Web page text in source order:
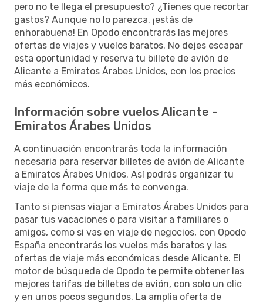
pero no te llega el presupuesto? ¿Tienes que recortar
gastos? Aunque no lo parezca, ¡estás de
enhorabuena! En Opodo encontrarás las mejores
ofertas de viajes y vuelos baratos. No dejes escapar
esta oportunidad y reserva tu billete de avión de
Alicante a Emiratos Árabes Unidos, con los precios
más económicos.
Información sobre vuelos Alicante -
Emiratos Árabes Unidos
A continuación encontrarás toda la información
necesaria para reservar billetes de avión de Alicante
a Emiratos Árabes Unidos. Así podrás organizar tu
viaje de la forma que más te convenga.
Tanto si piensas viajar a Emiratos Árabes Unidos para
pasar tus vacaciones o para visitar a familiares o
amigos, como si vas en viaje de negocios, con Opodo
España encontrarás los vuelos más baratos y las
ofertas de viaje más económicas desde Alicante. El
motor de búsqueda de Opodo te permite obtener las
mejores tarifas de billetes de avión, con solo un clic
y en unos pocos segundos. La amplia oferta de